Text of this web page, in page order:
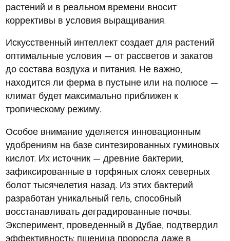
растений и в реальном времени вносит
коррективы в условия выращивания.
Искусственный интеллект создает для растений
оптимальные условия — от рассветов и закатов
до состава воздуха и питания. Не важно,
находится ли ферма в пустыне или на полюсе —
климат будет максимально приближен к
тропическому режиму.
Особое внимание уделяется инновационным
удобрениям на базе синтезированных гуминовых
кислот. Их источник — древние бактерии,
зафиксированные в торфяных слоях северных
болот тысячелетия назад. Из этих бактерий
разработан уникальный гель, способный
восстанавливать деградированные почвы.
Эксперимент, проведенный в Дубае, подтвердил
эффективность: пшеница проросла даже в